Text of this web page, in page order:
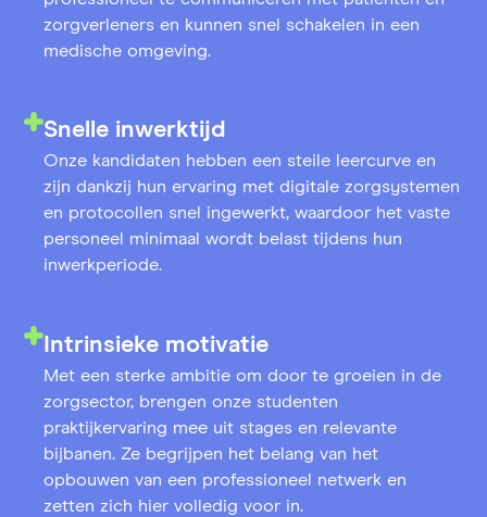
zorgverleners en kunnen snel schakelen in een
medische omgeving.
Snelle inwerktijd
Onze kandidaten hebben een steile leercurve en
zijn dankzij hun ervaring met digitale zorgsystemen
en protocollen snel ingewerkt, waardoor het vaste
personeel minimaal wordt belast tijdens hun
inwerkperiode.
Intrinsieke motivatie
Met een sterke ambitie om door te groeien in de
zorgsector, brengen onze studenten
praktijkervaring mee uit stages en relevante
bijbanen. Ze begrijpen het belang van het
opbouwen van een professioneel netwerk en
zetten zich hier volledig voor in.